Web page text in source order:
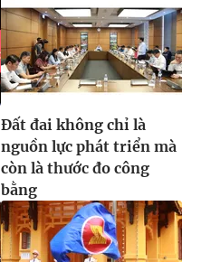
Đất đai không chỉ là
nguồn lực phát triển mà
còn là thước đo công
bằng